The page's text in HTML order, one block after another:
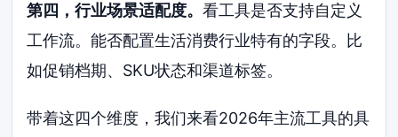
第四，行业场景适配度。看工具是否支持自定义
工作流。能否配置生活消费行业特有的字段。比
如促销档期、SKU状态和渠道标签。
带着这四个维度，我们来看2026年主流工具的具